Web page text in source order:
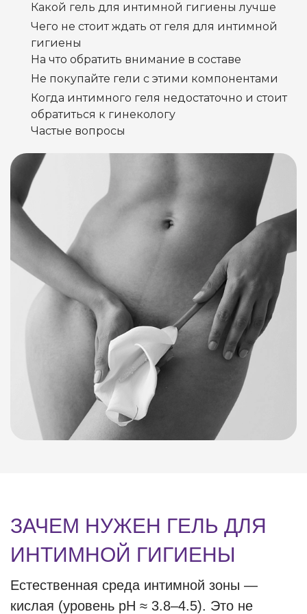
Какой гель для интимной гигиены лучше
Чего не стоит ждать от геля для интимной
гигиены
На что обратить внимание в составе
Не покупайте гели с этими компонентами
Когда интимного геля недостаточно и стоит
обратиться к гинекологу
Частые вопросы
ЗАЧЕМ НУЖЕН ГЕЛЬ ДЛЯ
ИНТИМНОЙ ГИГИЕНЫ
Естественная среда интимной зоны —
кислая (уровень pH ≈ 3.8–4.5). Это не